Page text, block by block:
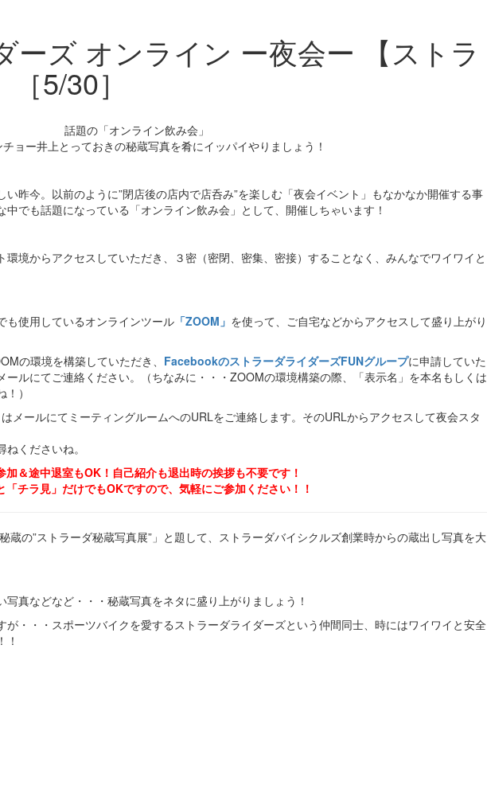
ーズ オンライン ー夜会ー 【ストラ
5/30］
話題の「オンライン飲み会」
ョー井上とっておきの秘蔵写真を肴にイッパイやりましょう！
昨今。以前のように”閉店後の店内で店呑み”を楽しむ「夜会イベント」もなかなか開催する事
でも話題になっている「オンライン飲み会」として、開催しちゃいます！
境からアクセスしていただき、３密（密閉、密集、密接）することなく、みんなでワイワイと
も使用しているオンラインツール 「ZOOM」 を使って、ご自宅などからアクセスして盛り上がり
の環境を構築していただき、 FacebookのストラーダライダーズFUNグループに申請していた
ルにてご連絡ください。（ちなみに・・・ZOOMの環境構築の際、「表示名」を本名もしくは
）
メールにてミーティングルームへのURLをご連絡します。そのURLからアクセスして夜会スタ
くださいね。
加＆途中退室もOK！自己紹介も退出時の挨拶も不要です！
「チラ見」だけでもOKですので、気軽にご参加ください！！
蔵の”ストラーダ秘蔵写真展”」と題して、ストラーダバイシクルズ創業時からの蔵出し写真を大
真などなど・・・秘蔵写真をネタに盛り上がりましょう！
が・・・スポーツバイクを愛するストラーダライダーズという仲間同士、時にはワイワイと安全